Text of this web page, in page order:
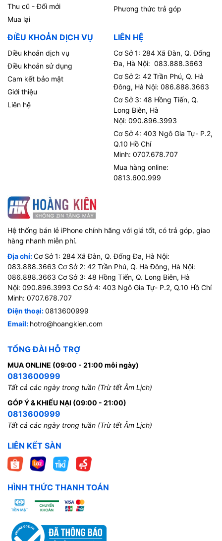
Thu cũ - Đổi mới
Mua lại
Phương thức trả góp
ĐIỀU KHOẢN DỊCH VỤ
Diều khoản dịch vụ
Điều khoản sử dụng
Cam kết bảo mật
Giới thiệu
Liên hệ
LIÊN HỆ
Cơ Sở 1: 284 Xã Đàn, Q. Đống
Đa, Hà Nội: 083.888.3663
Cơ Sở 2: 42 Trần Phú, Q. Hà
Đông, Hà Nội: 086.888.3663
Cơ Sở 3: 48 Hồng Tiến, Q.
Long Biên, Hà
Nội: 090.896.3993
Cơ Sở 4: 403 Ngô Gia Tự- P.2,
Q.10 Hồ Chí
Minh: 0707.678.707
Mua hàng online:
0813.600.999
Hệ thống bán lẻ iPhone chính hãng với giá tốt, có trả góp, giao
hàng nhanh miễn phí.
Địa chỉ:Cơ Sở 1: 284 Xã Đàn, Q. Đống Đa, Hà Nội:
083.888.3663 Cơ Sở 2: 42 Trần Phú, Q. Hà Đông, Hà Nội:
086.888.3663 Cơ Sở 3: 48 Hồng Tiến, Q. Long Biên, Hà
Nội: 090.896.3993 Cơ Sở 4: 403 Ngô Gia Tự- P.2, Q.10 Hồ Chí
Minh: 0707.678.707
Điện thoại:0813600999
Email: hotro@hoangkien.com
TỔNG ĐÀI HỖ TRỢ
MUA ONLINE (09:00 - 21:00 mỗi ngày)
0813600999
Tất cả các ngày trong tuần (Trừ tết Âm Lịch)
GÓP Ý & KHIẾU NẠI (09:00 - 21:00)
0813600999
Tất cả các ngày trong tuần (Trừ tết Âm Lịch)
LIÊN KẾT SÀN
HÌNH THỨC THANH TOÁN